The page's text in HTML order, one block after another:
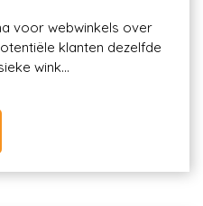
voor webwinkels over
klanten dezelfde
wink...